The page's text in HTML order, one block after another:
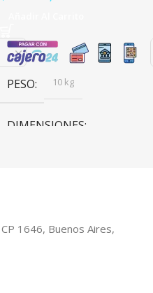
PESO 10 kg
DIMENSIONES
1646, Buenos Aires,